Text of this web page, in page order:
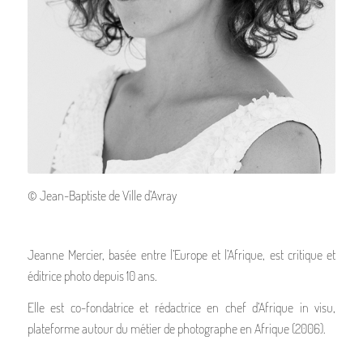
© Jean-Baptiste de Ville d’Avray
Jeanne Mercier, basée entre l’Europe et l’Afrique, est critique et
éditrice photo depuis 10 ans.
Elle est co-fondatrice et rédactrice en chef d’Afrique in visu,
plateforme autour du métier de photographe en Afrique (2006).